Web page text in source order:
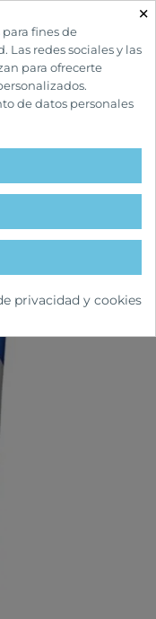
favorite
×
fines de
redes sociales y las
para ofrecerte
de datos personales
privacidad y cookies